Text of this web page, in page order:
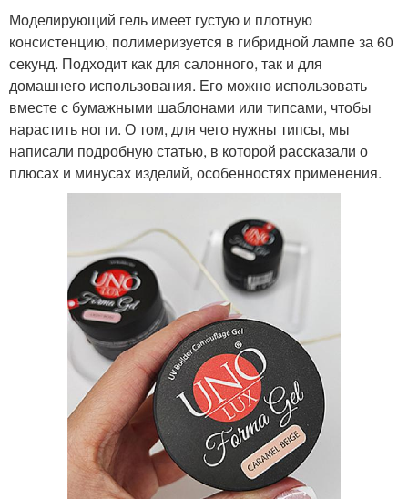
Моделирующий гель имеет густую и плотную
консистенцию, полимеризуется в гибридной лампе за 60
секунд. Подходит как для салонного, так и для
домашнего использования. Его можно использовать
вместе с бумажными шаблонами или типсами, чтобы
нарастить ногти. О том, для чего нужны типсы, мы
написали подробную статью, в которой рассказали о
плюсах и минусах изделий, особенностях применения.